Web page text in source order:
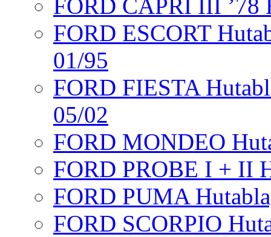
FORD CAPRI III ’78
FORD ESCORT
01/95
FORD FIESTA
05/02
FORD MONDEO
FORD PROBE I + II
FORD PUMA
FORD SCORPIO